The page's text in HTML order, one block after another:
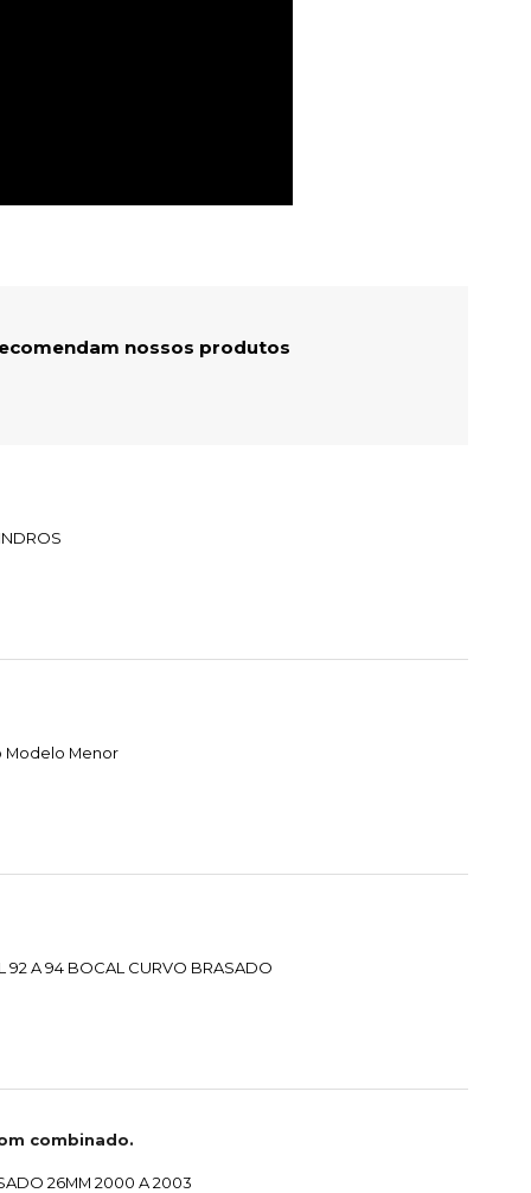
nossos produtos
Modelo Menor
92 A 94 BOCAL CURVO BRASADO
combinado.
26MM 2000 A 2003